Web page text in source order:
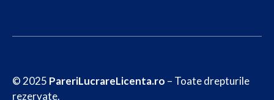
© 2025 PareriLucrareLicenta.ro – Toate drepturile
rezervate.